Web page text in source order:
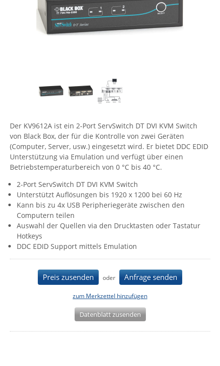
Energiemessung
Energieverteilung
IP, WLAN & GSM Sensorik
IoT - Internet of Things
IPC, Industrielle Netzwerktechnik & WLAN
IT Netzwerktechnik / Kommunikation
RMA / Rücksendung / Support
Comet System
CompleTech
Fokus Technologies
Gefen
Gude
Guntermann & Drunck
High Sec Labs
HW group
Icron
IEC Lock
Ihse
Kramer Electronics
Der KV9612A ist ein 2-Port ServSwitch DT DVI KVM Switch
von Black Box, der für die Kontrolle von zwei Geräten
(Computer, Server, usw.) eingesetzt wird. Er bietet DDC EDID
Unterstützung via Emulation und verfügt über einen
Betriebstemperaturbereich von 0 °C bis 40 °C.
2-Port ServSwitch DT DVI KVM Switch
Unterstützt Auflösungen bis 1920 x 1200 bei 60 Hz
Kann bis zu 4x USB Peripheriegeräte zwischen den
Computern teilen
Auswahl der Quellen via den Drucktasten oder Tastatur
Hotkeys
DDC EDID Support mittels Emulation
Preis zusenden oder Anfrage senden
zum Merkzettel hinzufügen
Datenblatt zusenden